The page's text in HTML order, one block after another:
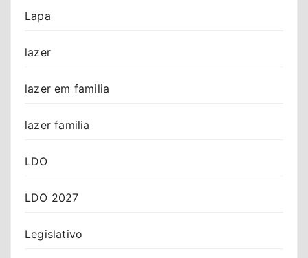
Lapa
lazer
lazer em familia
lazer familia
LDO
LDO 2027
Legislativo